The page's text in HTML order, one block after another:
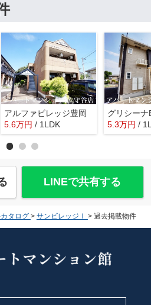
アルファビレッジ豊岡
5.6万円 / 1LDK
グリシーナ
5.3万円 /
LINEで共有する
タログ > サンビレッジⅠ > 過去掲載物件